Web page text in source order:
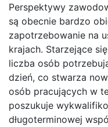
Perspektywy
są obecnie bardzo
zapotrzebowanie na
krajach. Starzejące
liczba osób
dzień, co stwarza
osób pracujących w
poszukuje
długoterminowej